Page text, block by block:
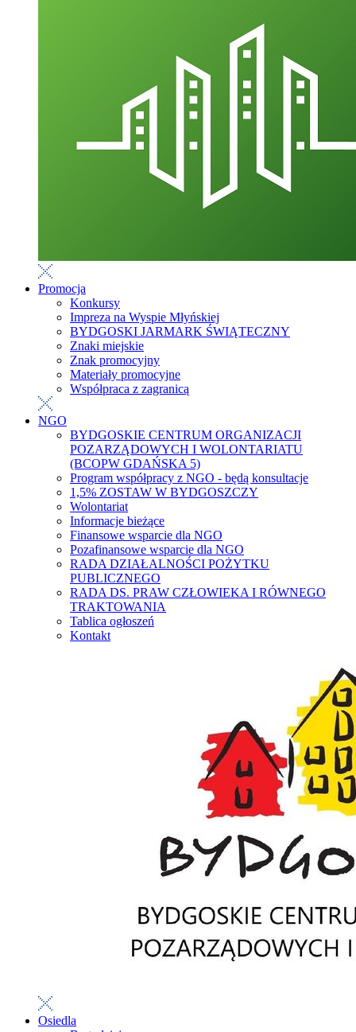
Promocja
Konkursy
Impreza na Wyspie Młyńskiej
BYDGOSKI JARMARK ŚWIĄTECZNY
Znaki miejskie
Znak promocyjny
Materiały promocyjne
Współpraca z zagranicą
NGO
BYDGOSKIE CENTRUM ORGANIZACJI
POZARZĄDOWYCH I WOLONTARIATU
(BCOPW GDAŃSKA 5)
Program współpracy z NGO - będą konsultacje
1,5% ZOSTAW W BYDGOSZCZY
Wolontariat
Informacje bieżące
Finansowe wsparcie dla NGO
Pozafinansowe wsparcie dla NGO
RADA DZIAŁALNOŚCI POŻYTKU
PUBLICZNEGO
RADA DS. PRAW CZŁOWIEKA I RÓWNEGO
TRAKTOWANIA
Tablica ogłoszeń
Kontakt
Osiedla